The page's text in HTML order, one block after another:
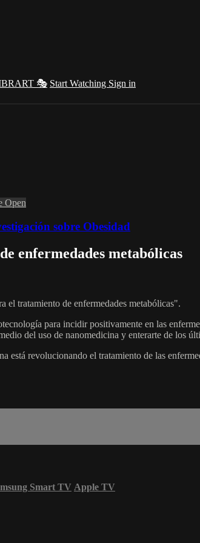
🎭 Start Watching Sign in
Open
sobre Obesidad
enfermedades metabólicas
el tratamiento de enfermedades metabólicas".
para incidir positivamente en las
del uso de nanomedicina y enterarte de los
está revolucionando el tratamiento de las
Smart TV Apple TV